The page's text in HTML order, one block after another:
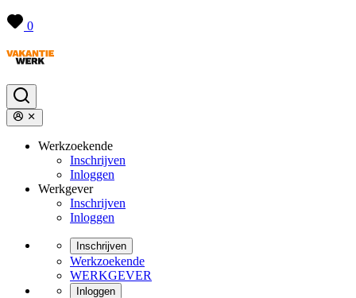
0
Werkzoekende
Inschrijven
Inloggen
Werkgever
Inschrijven
Inloggen
Inschrijven
Werkzoekende
WERKGEVER
Inloggen